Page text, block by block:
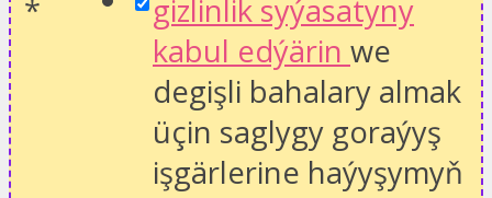
*
gizlinlik syýasatyny
kabul edýärin we
degişli bahalary almak
üçin saglygy goraýyş
işgärlerine haýyşymyň